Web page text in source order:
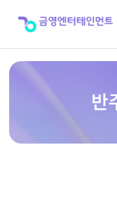
반